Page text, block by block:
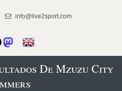
info@live2sport.com
De Mzuzu City